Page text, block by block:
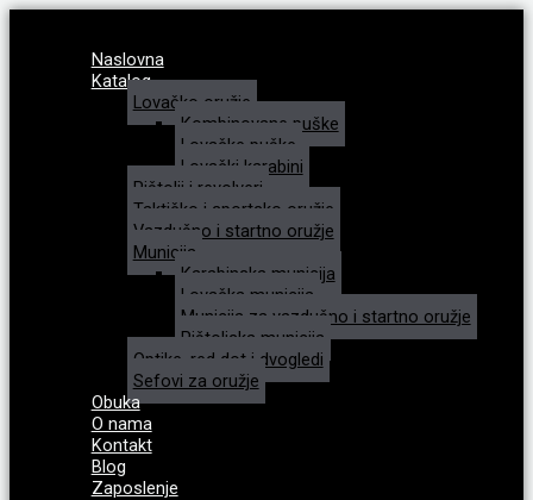
Naslovna
Katalog
Lovačko oružje
Kombinovane puške
Lovačke puške
Lovački karabini
Pištolji i revolveri
Taktičko i sportsko oružje
Vazdušno i startno oružje
Municija
Karabinska municija
Lovačka municija
Municija za vazdušno i startno oružje
Pištoljska municija
Optike, red dot i dvogledi
Sefovi za oružje
Obuka
O nama
Kontakt
Blog
Zaposlenje